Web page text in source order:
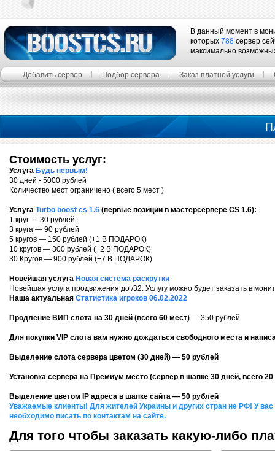
В данный момент в
которых 788 сервер
максимально
Добавить сервер Подбор сервера Заказ платной услуги
Стоимость услуг:
Услуга Будь первым!
30 дней - 5000 рублей
Количество мест ограничено ( всего 5 мест )
Услуга Turbo boost cs 1.6 (первые позиции в мастерсервере CS 1.6):
1 круг — 30 рублей
3 круга — 90 рублей
5 кругов — 150 рублей (+1 В ПОДАРОК)
10 кругов — 300 рублей (+2 В ПОДАРОК)
30 Кругов — 900 рублей (+7 В ПОДАРОК)
Новейшая услуга Новая система раскрутки
Новейшая услуга продвижения до /32. Услугу можно будет заказать в
Наша актуальная Статистика игроков 06.02.2022
Продление ВИП слота на 30 дней (всего 60 мест) — 350 рублей
Для покупки VIP слота вам нужно дождаться свободного места и
Выделение слота сервера цветом (30 дней) — 50 рублей
Установка сервера на Премиум место (сервер в шапке 30 дней, всего
Выделение цветом IP адреса в шапке сайта — 50 рублей
Уважаемые клиенты! Для жителей Украины и других стран не РФ! У
необходимо писать по контактам на сайте.
Для того чтобы заказать какую-либо